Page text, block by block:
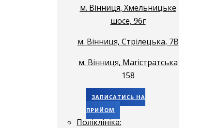
м. Вінниця, Хмельницьке
шосе, 96г
м. Вінниця, Стрілецька, 7В
м. Вінниця, Магістратська
158
ЗАПИСАТИСЬ НА
ПРИЙОМ
Поліклініка: